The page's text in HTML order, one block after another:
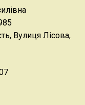
Вулиця Лісова,